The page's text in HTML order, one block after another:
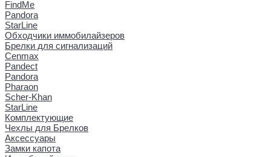
FindMe
Pandora
StarLine
Обходчики иммобилайзеров
Брелки для сигнализаций
Cenmax
Pandect
Pandora
Pharaon
Scher-Khan
StarLine
Комплектующие
Чехлы для Брелков
Аксессуары
Замки капота